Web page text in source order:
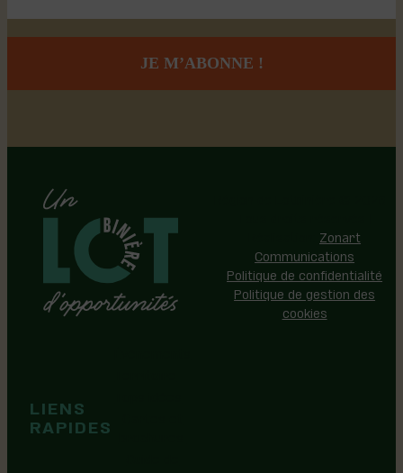
LIENS
RAPIDES
Zonart
Communications
Politique de confidentialité
Politique de gestion des
cookies